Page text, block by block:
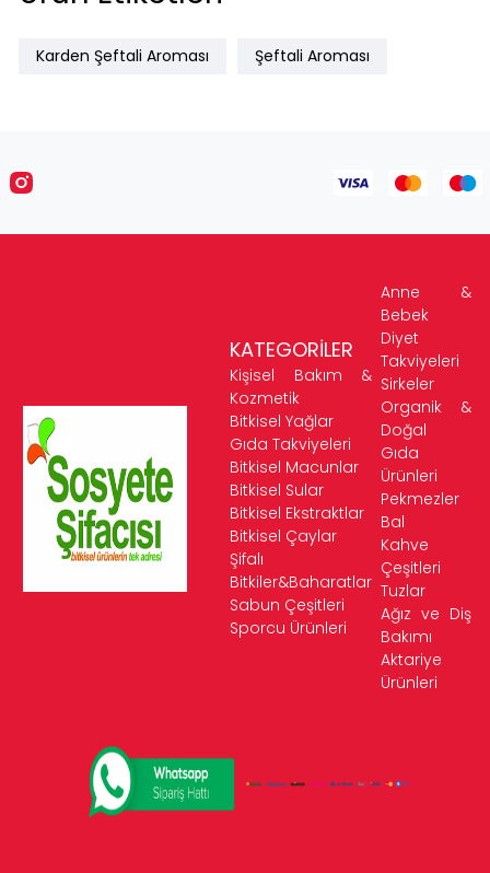
Karden Şeftali Aroması Şeftali Aroması
KATEGORİLER
Kişisel Bakım &
Kozmetik
Bitkisel Yağlar
Gıda Takviyeleri
Bitkisel Macunlar
Bitkisel Sular
Bitkisel Ekstraktlar
Bitkisel Çaylar
Şifalı
Bitkiler&Baharatlar
Sabun Çeşitleri
Sporcu Ürünleri
Anne &
Bebek
Diyet
Takviyeleri
Sirkeler
Organik &
Doğal
Gıda
Ürünleri
Pekmezler
Bal
Kahve
Çeşitleri
Tuzlar
Ağız ve Diş
Bakımı
Aktariye
Ürünleri